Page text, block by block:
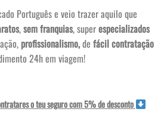
Português e veio trazer aquilo que
,sem franquias, superespecializados
profissionalismo,de fácil contratação
24h em viagem!
o teu seguro com 5% de desconto